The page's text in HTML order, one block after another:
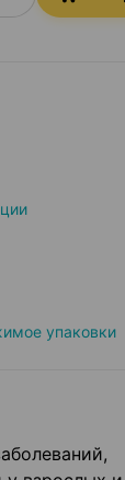
упаковки